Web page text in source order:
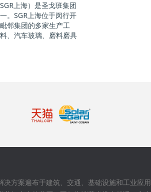
上海）是圣戈班集团
。SGR上海位于闵行开
邻集团的多家生产工
、汽车玻璃、磨料磨具
方案遍布于建筑、交通、基础设施和工业应用